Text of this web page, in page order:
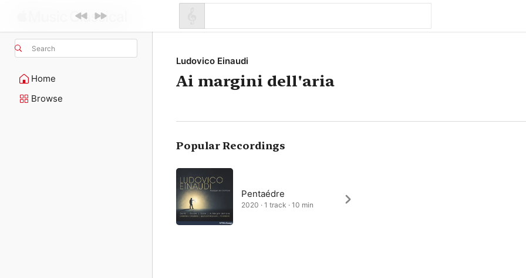
Search
Home
Browse
Ludovico Einaudi
Ai margini dell'aria
Popular Recordings
Pentaédre
2020 · 1 track · 10 min